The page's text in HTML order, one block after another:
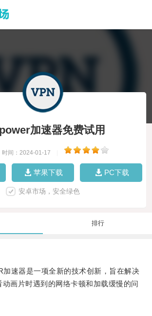
加速器免费试用
时间：2024-01-17
苹果下载 PC下载
安卓市场，安全绿色
排行
器是一项全新的技术创新，旨在解决
画片时遇到的网络卡顿和加载缓慢的问